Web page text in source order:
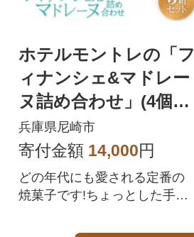
ホテルモントレの「フ
ィナンシェ&マドレー
ヌ詰め合わせ」(4個入
り)3箱セット/手提げ付
き
兵庫県尼崎市
寄付金額 14,000円
どの年代にも愛される定番の
焼菓子です!ちょっとした手土